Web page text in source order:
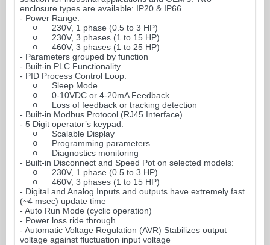
enclosure types are available: IP20 & IP66.
- Power Range:
o 230V, 1 phase (0.5 to 3 HP)
o 230V, 3 phases (1 to 15 HP)
o 460V, 3 phases (1 to 25 HP)
- Parameters grouped by function
- Built-in PLC Functionality
- PID Process Control Loop:
o Sleep Mode
o 0-10VDC or 4-20mA Feedback
o Loss of feedback or tracking detection
- Built-in Modbus Protocol (RJ45 Interface)
- 5 Digit operator’s keypad:
o Scalable Display
o Programming parameters
o Diagnostics monitoring
- Built-in Disconnect and Speed Pot on selected models:
o 230V, 1 phase (0.5 to 3 HP)
o 460V, 3 phases (1 to 15 HP)
- Digital and Analog Inputs and outputs have extremely fast
(~4 msec) update time
- Auto Run Mode (cyclic operation)
- Power loss ride through
- Automatic Voltage Regulation (AVR) Stabilizes output
voltage against fluctuation input voltage